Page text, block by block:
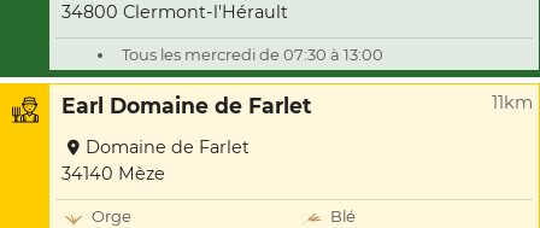
34800 Clermont-l'Hérault
Tous les mercredi de 07:30 à 13:00
Earl Domaine de Farlet 11km
Domaine de Farlet
34140 Mèze
Orge
Blé